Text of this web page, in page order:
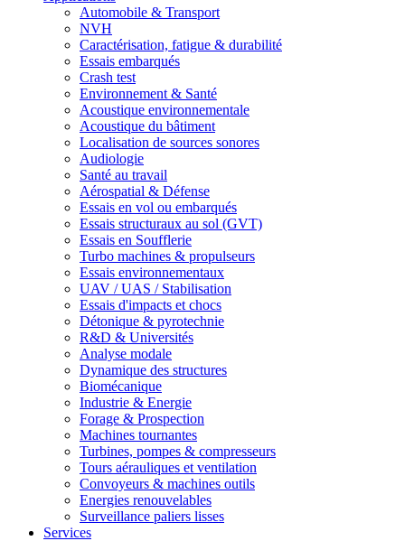
Automobile & Transport
NVH
Caractérisation, fatigue & durabilité
Essais embarqués
Crash test
Environnement & Santé
Acoustique environnementale
Acoustique du bâtiment
Localisation de sources sonores
Audiologie
Santé au travail
Aérospatial & Défense
Essais en vol ou embarqués
Essais structuraux au sol (GVT)
Essais en Soufflerie
Turbo machines & propulseurs
Essais environnementaux
UAV / UAS / Stabilisation
Essais d'impacts et chocs
Détonique & pyrotechnie
R&D & Universités
Analyse modale
Dynamique des structures
Biomécanique
Industrie & Energie
Forage & Prospection
Machines tournantes
Turbines, pompes & compresseurs
Tours aérauliques et ventilation
Convoyeurs & machines outils
Energies renouvelables
Surveillance paliers lisses
Services